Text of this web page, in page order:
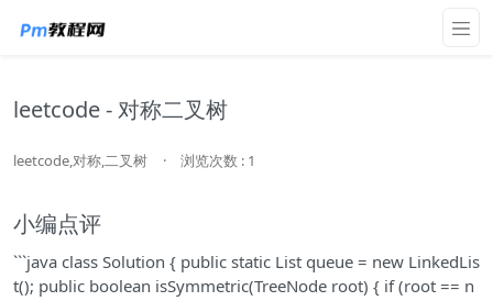
leetcode - 对称二叉树
leetcode,对称,二叉树 · 浏览次数 : 1
小编点评
```java class Solution { public static List queue = new LinkedLis
t(); public boolean isSymmetric(TreeNode root) { if (root == n